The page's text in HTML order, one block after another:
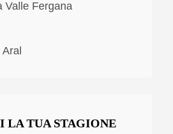
Valle Fergana
Aral
LA TUA STAGIONE